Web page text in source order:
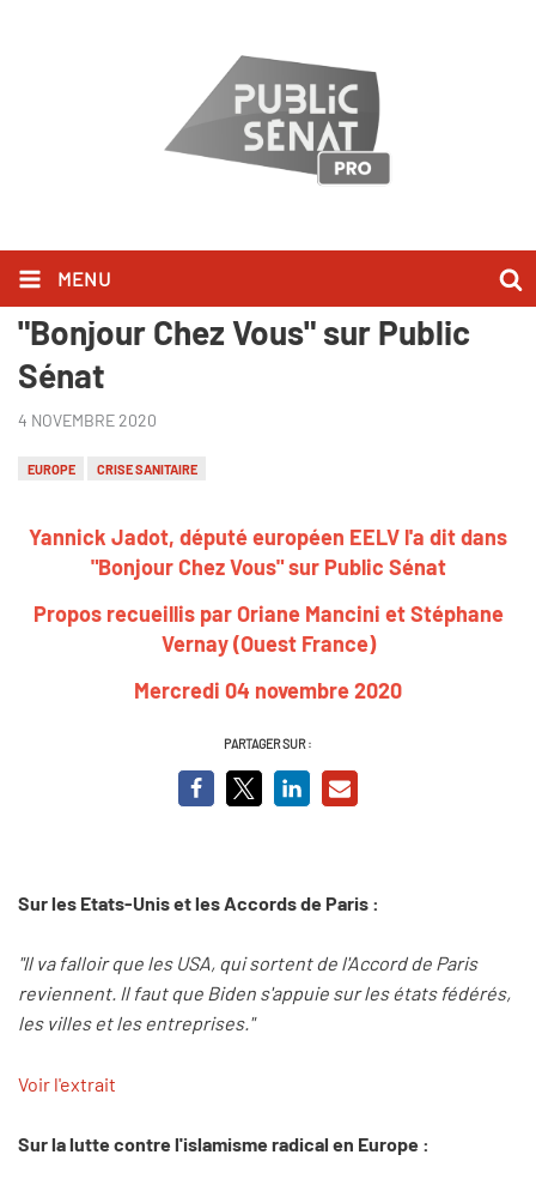
MENU
Yannick Jadot l'a dit dans
"Bonjour Chez Vous" sur Public
Sénat
4 NOVEMBRE 2020
EUROPE CRISE SANITAIRE
Yannick Jadot, député européen EELV l'a dit dans
"Bonjour Chez Vous" sur Public Sénat
Propos recueillis par Oriane Mancini et Stéphane
Vernay (Ouest France)
Mercredi 04 novembre 2020
PARTAGER SUR :
Sur les Etats-Unis et les Accords de Paris :
"Il va falloir que les USA, qui sortent de l'Accord de Paris
reviennent. Il faut que Biden s'appuie sur les états fédérés,
les villes et les entreprises."
Voir l'extrait
Sur la lutte contre l'islamisme radical en Europe :